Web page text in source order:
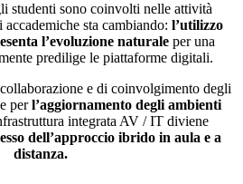
studenti sono coinvolti nelle attività
sta cambiando: l’utilizzo
l’evoluzione naturale per una
predilige le piattaforme digitali.
e di coinvolgimento degli
perl’aggiornamento degli ambienti
integrata AV / IT diviene
dell’approccio ibrido in aula e a
distanza.